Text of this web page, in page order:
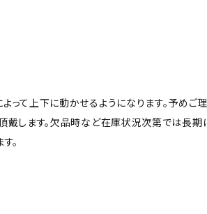
上下に動かせるようになります。予めご理
します。欠品時など在庫状況次第では長期
。